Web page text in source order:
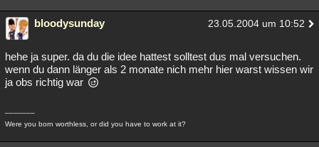
bloodysunday 23.05.2004 um 10:52
hehe ja super. da du die idee hattest solltest dus mal versuchen.
wenn du dann länger als 2 monate nich mehr hier warst wissen wir
ja obs richtig war
Were you born worthless, or did you have to work at it?